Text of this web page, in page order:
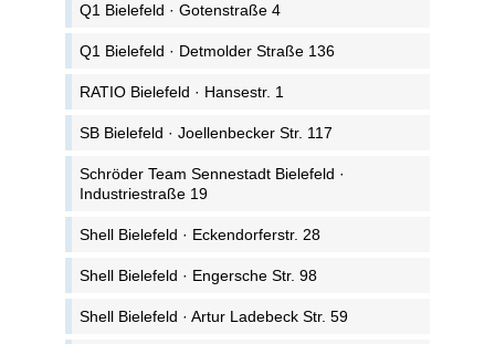
Q1 Bielefeld · Gotenstraße 4
Q1 Bielefeld · Detmolder Straße 136
RATIO Bielefeld · Hansestr. 1
SB Bielefeld · Joellenbecker Str. 117
Schröder Team Sennestadt Bielefeld ·
Industriestraße 19
Shell Bielefeld · Eckendorferstr. 28
Shell Bielefeld · Engersche Str. 98
Shell Bielefeld · Artur Ladebeck Str. 59